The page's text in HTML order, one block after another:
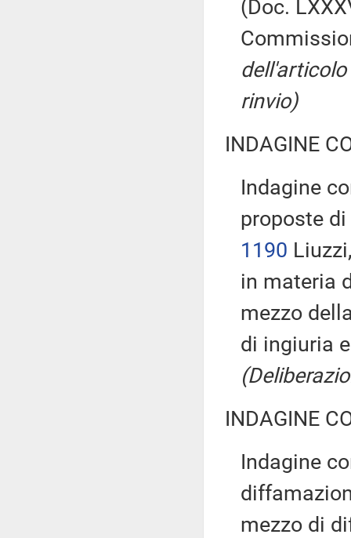
(Doc.
dell'articolo
rinvio)
INDAGINE
Indagine
proposte
1190
in materia
mezzo
di ingiuria
INDAGINE
Indagine
mezzo di